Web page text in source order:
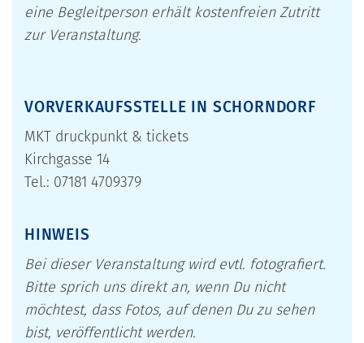
eine Begleitperson erhält kostenfreien Zutritt
zur Veranstaltung.
VORVERKAUFSSTELLE IN SCHORNDORF
MKT druckpunkt & tickets
Kirchgasse 14
Tel.: 07181 4709379
HINWEIS
Bei dieser Veranstaltung wird evtl. fotografiert.
Bitte sprich uns direkt an, wenn Du nicht
möchtest, dass Fotos, auf denen Du zu sehen
bist, veröffentlicht werden.